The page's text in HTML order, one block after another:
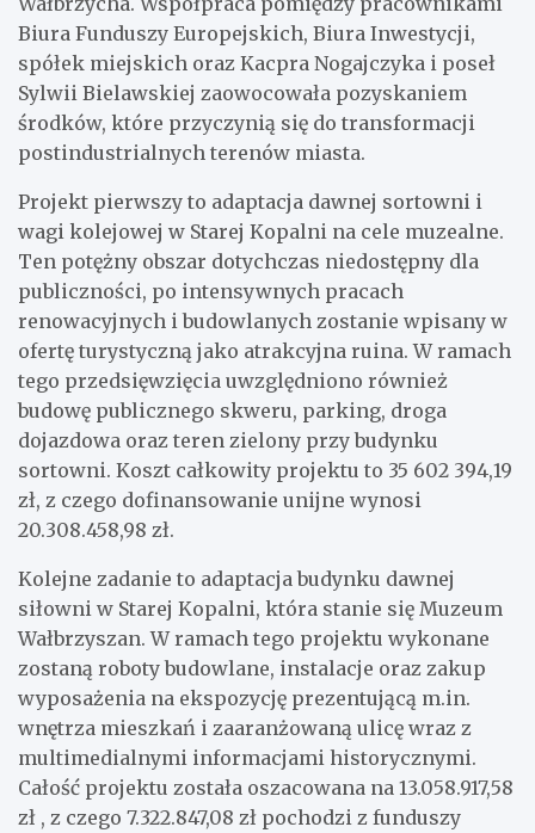
Biura Funduszy Europejskich, Biura Inwestycji,
spółek miejskich oraz Kacpra Nogajczyka i poseł
Sylwii Bielawskiej zaowocowała pozyskaniem
środków, które przyczynią się do transformacji
postindustrialnych terenów miasta.
Projekt pierwszy to adaptacja dawnej sortowni i
wagi kolejowej w Starej Kopalni na cele muzealne.
Ten potężny obszar dotychczas niedostępny dla
publiczności, po intensywnych pracach
renowacyjnych i budowlanych zostanie wpisany w
ofertę turystyczną jako atrakcyjna ruina. W ramach
tego przedsięwzięcia uwzględniono również
budowę publicznego skweru, parking, droga
dojazdowa oraz teren zielony przy budynku
sortowni. Koszt całkowity projektu to 35 602 394,19
zł, z czego dofinansowanie unijne wynosi
20.308.458,98 zł.
Kolejne zadanie to adaptacja budynku dawnej
siłowni w Starej Kopalni, która stanie się Muzeum
Wałbrzyszan. W ramach tego projektu wykonane
zostaną roboty budowlane, instalacje oraz zakup
wyposażenia na ekspozycję prezentującą m.in.
wnętrza mieszkań i zaaranżowaną ulicę wraz z
multimedialnymi informacjami historycznymi.
Całość projektu została oszacowana na 13.058.917,58
zł , z czego 7.322.847,08 zł pochodzi z funduszy